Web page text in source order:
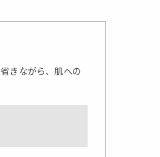
きながら、肌への